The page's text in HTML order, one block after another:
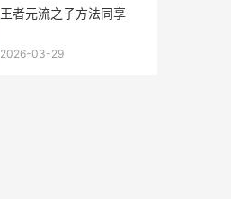
王者元流之子方法同享
2026-03-29